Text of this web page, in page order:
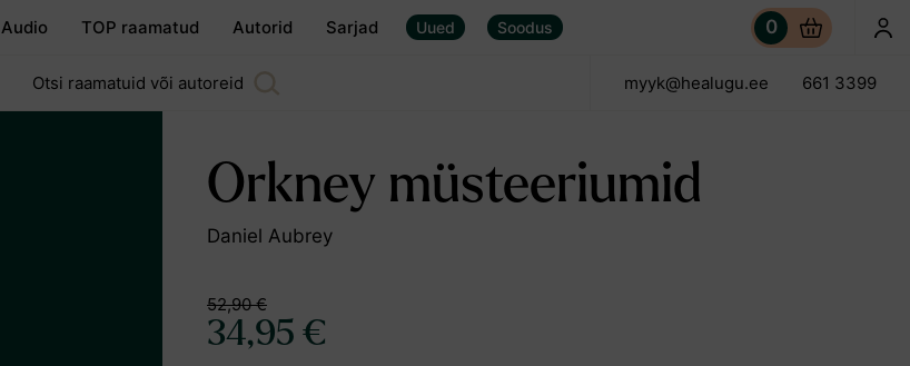
Audio TOP raamatud Autorid Sarjad Uued Soodus
Otsi raamatuid või autoreid
0
myyk@healugu.ee 661 3399
Orkney müsteeriumid
Daniel Aubrey
52,90 €
34,95 €